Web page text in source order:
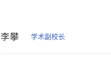
李攀 学术副校长